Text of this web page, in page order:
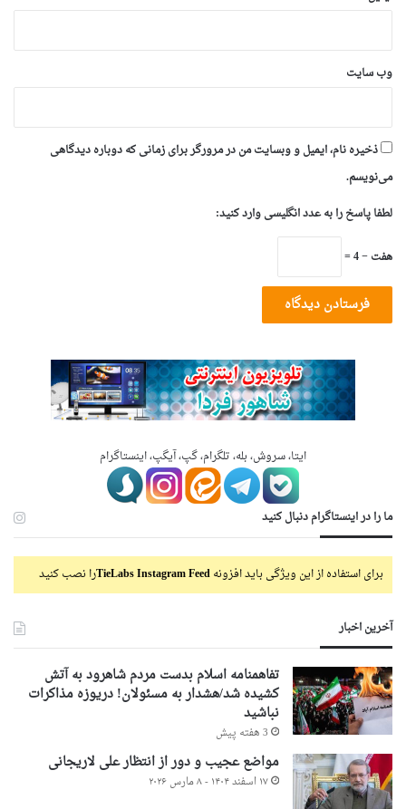
وب‌ سایت
ذخیره نام، ایمیل و وبسایت من در مرورگر برای زمانی که دوباره دیدگاهی
می‌نویسم.
لطفا پاسخ را به عدد انگلیسی وارد کنید:
هفت − 4 =
ایتا، سروش، بله، تلگرام، گپ، آیگپ، اینستاگرام
ما را در اینستاگرام دنبال کنید
برای استفاده از این ویژگی باید افزونهTieLabs Instagram Feedرا نصب کنید
آخرین اخبار
تفاهمنامه اسلام بدست مردم شاهرود به آتش
کشیده شد/هشدار به مسئولان! دریوزه مذاکرات
نباشید
3 هفته پیش
مواضع عجیب و دور از انتظار علی لاریجانی
۱۷ اسفند ۱۴۰۴ - ۸ مارس ۲۰۲۶